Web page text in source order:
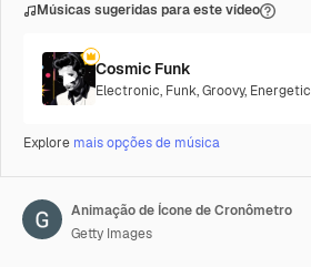
Músicas sugeridas para este vídeo
Cosmic Funk
Electronic, Funk,Groovy, Energetic
Explore mais opções de música
Animação de Ícone de Cronômetro
Getty Images